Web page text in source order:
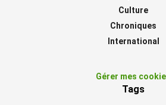
Culture
Chroniques
International
Gérer mes
Tags